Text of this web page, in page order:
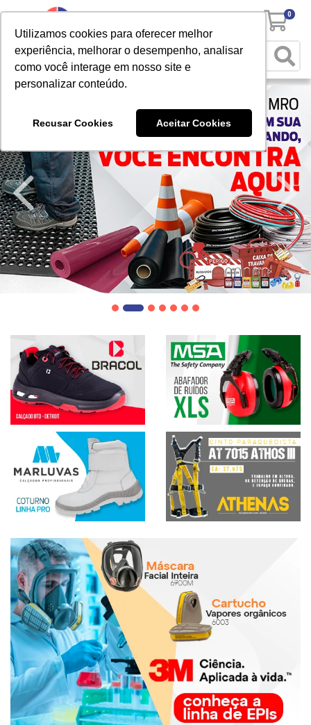
Utilizamos cookies para oferecer melhor
experiência, melhorar o desempenho, analisar
como você interage em nosso site e
personalizar conteúdo.
Recusar Cookies Aceitar Cookies
0